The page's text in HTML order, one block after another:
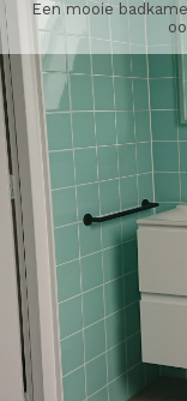
Een mooie